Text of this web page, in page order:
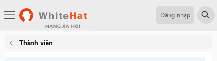
Đăng nhập
Thành viên